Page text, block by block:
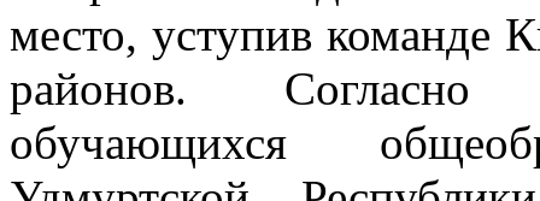
место, уступив команде
районов. Согласно
обучающихся